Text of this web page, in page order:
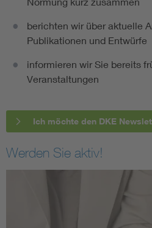
berichten wir über aktuelle
Publikationen und Entwürfe
informieren wir Sie bereits
Veranstaltungen
Ich möchte den DKE
Werden Sie aktiv!